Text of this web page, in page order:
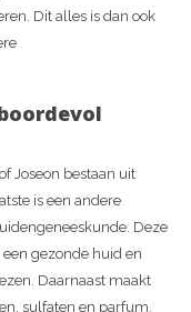
Dit alles is dan ook
Joseon bestaan uit
is een andere
Deze
gezonde huid en
Daarnaast maakt
sulfaten en parfum.